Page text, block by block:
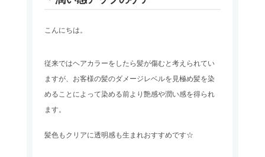
こんにちは。
従来ではヘアカラーをしたら髪が傷むと考えられてい
ますが、お客様の髪のダメージレベルを見極め髪を染
めることによって染める前より艶感や潤い感を得られ
ます。
髪色もクリアに透明感も生まれおすすめです☆